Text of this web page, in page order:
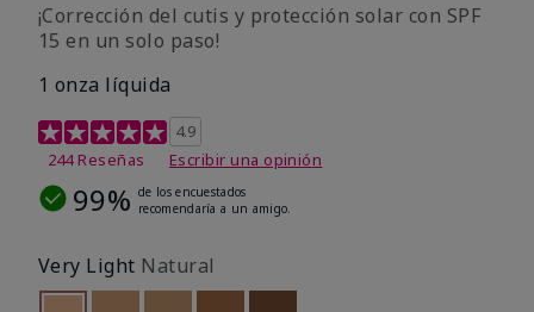
¡Corrección del cutis y protección solar con SPF
15 en un solo paso!
1 onza líquida
Calificación de clientes de 3,7 de 5
4.9
244 Reseñas
Escribir una opinión
99% de los encuestados
recomendaría a un amigo.
Very Light Natural